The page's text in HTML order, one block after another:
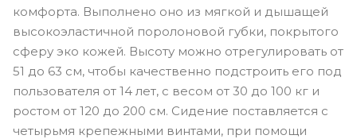
комфорта. Выполнено оно из мягкой и дышащей
высокоэластичной поролоновой губки, покрытого
сферу эко кожей. Высоту можно отрегулировать от
51 до 63 см, чтобы качественно подстроить его под
пользователя от 14 лет, с весом от 30 до 100 кг и
ростом от 120 до 200 см. Сидение поставляется с
четырьмя крепежными винтами, при помощи